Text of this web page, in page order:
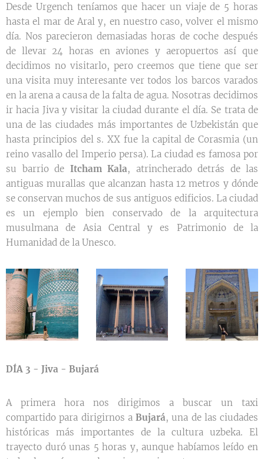
Desde Urgench teníamos que hacer un viaje de 5 horas
hasta el mar de Aral y, en nuestro caso, volver el mismo
día. Nos parecieron demasiadas horas de coche después
de llevar 24 horas en aviones y aeropuertos así que
decidimos no visitarlo, pero creemos que tiene que ser
una visita muy interesante ver todos los barcos varados
en la arena a causa de la falta de agua. Nosotras decidimos
ir hacia Jiva y visitar la ciudad durante el día. Se trata de
una de las ciudades más importantes de Uzbekistán que
hasta principios del s. XX fue la capital de Corasmia (un
reino vasallo del Imperio persa). La ciudad es famosa por
su barrio de Itcham Kala, atrincherado detrás de las
antiguas murallas que alcanzan hasta 12 metros y dónde
se conservan muchos de sus antiguos edificios. La ciudad
es un ejemplo bien conservado de la arquitectura
musulmana de Asia Central y es Patrimonio de la
Humanidad de la Unesco.
DÍA 3 - Jiva - Bujará
A primera hora nos dirigimos a buscar un taxi
compartido para dirigirnos a Bujará, una de las ciudades
históricas más importantes de la cultura uzbeka. El
trayecto duró unas 5 horas y, aunque habíamos leído en